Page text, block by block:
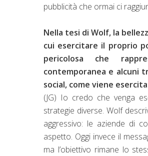
pubblicità che ormai ci
Nella tesi di Wolf, la
cui esercitare il proprio
pericolosa che
contemporanea e alcuni
social, come viene
(JG) Io credo che venga
strategie diverse. Wolf
aggressivo: le aziende di
aspetto. Oggi invece il
ma l’obiettivo rimane lo